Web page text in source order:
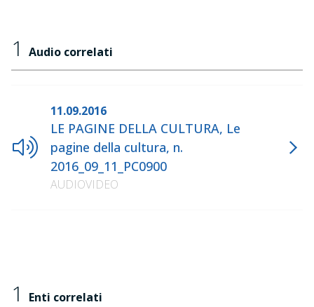
1 Audio correlati
11.09.2016
LE PAGINE DELLA CULTURA, Le
pagine della cultura, n.
2016_09_11_PC0900
AUDIOVIDEO
1 Enti correlati